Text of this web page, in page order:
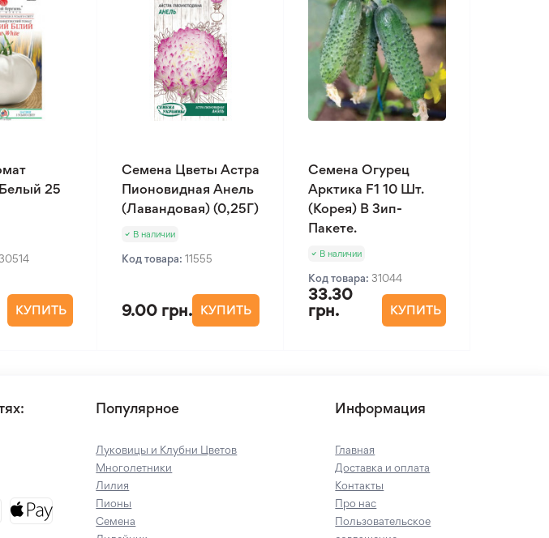
25
КУПИТЬ
Семена Цветы Астра
Пионовидная Анель
(Лавандовая) (0,25Г)
В наличии
Код товара: 11555
9.00 грн. КУПИТЬ
Семена Огурец
Арктика F1 10 Шт.
(Корея) В Зип-
Пакете.
В наличии
Код товара: 31044
33.30
грн.
КУПИТЬ
Популярное
Луковицы и Клубни Цветов
Многолетники
Лилия
Пионы
Семена
Информация
Главная
Доставка и оплата
Контакты
Про нас
Пользовательское